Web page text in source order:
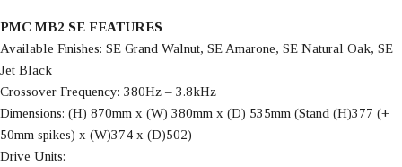
PMC MB2 SE FEATURES
Available Finishes: SE Grand Walnut, SE Amarone, SE Natural Oak, SE
Jet Black
Crossover Frequency: 380Hz – 3.8kHz
Dimensions: (H) 870mm x (W) 380mm x (D) 535mm (Stand (H)377 (+
50mm spikes) x (W)374 x (D)502)
Drive Units: